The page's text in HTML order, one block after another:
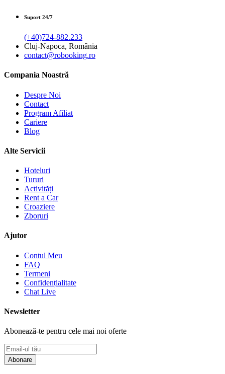
Suport 24/7
(+40)724-882.233
Cluj-Napoca, România
contact@robooking.ro
Compania Noastră
Despre Noi
Contact
Program Afiliat
Cariere
Blog
Alte Servicii
Hoteluri
Tururi
Activități
Rent a Car
Croaziere
Zboruri
Ajutor
Contul Meu
FAQ
Termeni
Confidențialitate
Chat Live
Newsletter
Abonează-te pentru cele mai noi oferte
Abonare